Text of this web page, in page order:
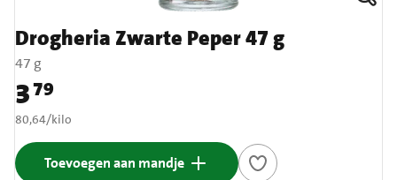
Drogheria Zwarte Peper 47 g
47 g
Prijs: € 3,79
379
€ 80,64 per kilo
80,64/kilo
Toevoegen aan mandje